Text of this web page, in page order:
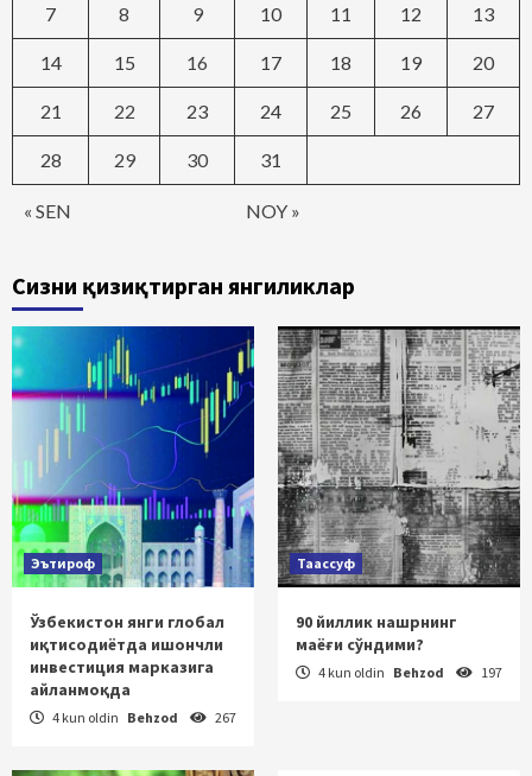
« SEN NOY »
7 8 9 10 11 12 13
14 15 16 17 18 19 20
21 22 23 24 25 26 27
28 29 30 31
Сизни қизиқтирган янгиликлар
Эътироф
Ўзбекистон янги глобал
иқтисодиётда ишончли
инвестиция марказига
айланмоқда
4 kun oldin Behzod 267
Таассуф
90 йиллик нашрнинг
маёғи сўндими?
4 kun oldin Behzod 197